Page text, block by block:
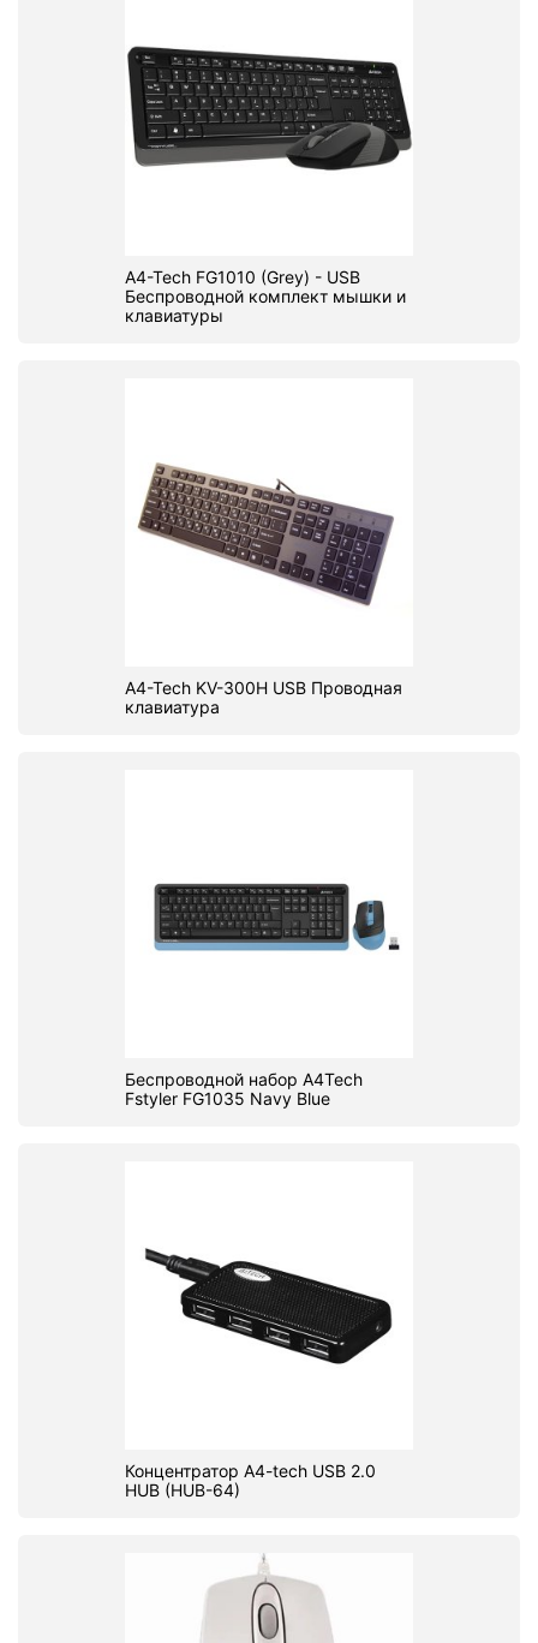
A4-Tech FG1010 (Grey) - USB
Беспроводной комплект мышки и
клавиатуры
A4-Tech KV-300H USB Проводная
клавиатура
Беспроводной набор A4Tech
Fstyler FG1035 Navy Blue
Концентратор A4-tech USB 2.0
HUB (HUB-64)